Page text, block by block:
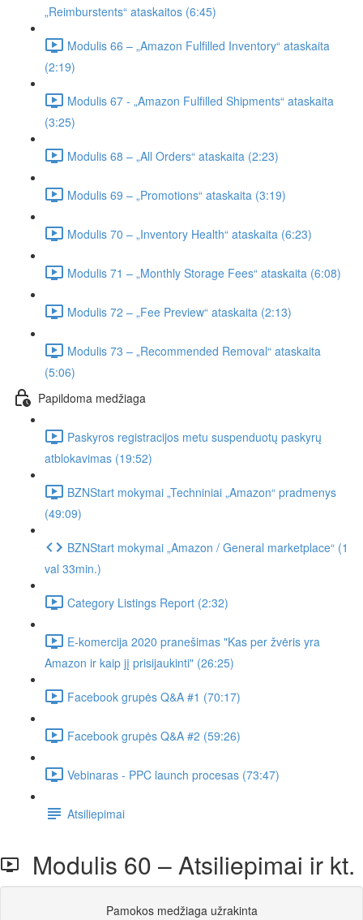
„Reimburstents“ ataskaitos (6:45)
Modulis 66 – „Amazon Fulfilled Inventory“ ataskaita
(2:19)
Modulis 67 - „Amazon Fulfilled Shipments“ ataskaita
(3:25)
Modulis 68 – „All Orders“ ataskaita (2:23)
Modulis 69 – „Promotions“ ataskaita (3:19)
Modulis 70 – „Inventory Health“ ataskaita (6:23)
Modulis 71 – „Monthly Storage Fees“ ataskaita (6:08)
Modulis 72 – „Fee Preview“ ataskaita (2:13)
Modulis 73 – „Recommended Removal“ ataskaita
(5:06)
Papildoma medžiaga
Paskyros registracijos metu suspenduotų paskyrų
atblokavimas (19:52)
BZNStart mokymai „Techniniai „Amazon“ pradmenys
(49:09)
BZNStart mokymai „Amazon / General marketplace“ (1
val 33min.)
Category Listings Report (2:32)
E-komercija 2020 pranešimas "Kas per žvėris yra
Amazon ir kaip jį prisijaukinti" (26:25)
Facebook grupės Q&A #1 (70:17)
Facebook grupės Q&A #2 (59:26)
Vebinaras - PPC launch procesas (73:47)
Atsiliepimai
Modulis 60 – Atsiliepimai ir kt.
Pamokos medžiaga užrakinta